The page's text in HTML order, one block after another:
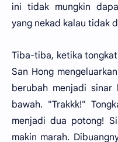
ini tidak mungkin
yang nekad kalau tidak
Tiba-tiba, ketika
San Hong
berubah menjadi
bawah. "Trakkk!"
menjadi dua potong!
makin marah.